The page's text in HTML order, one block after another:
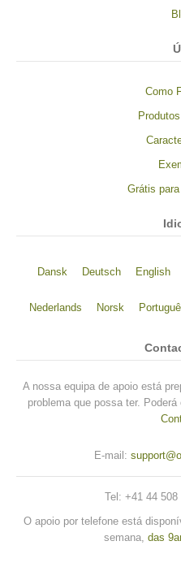
Como
Grátis
Dansk Deutsch English
Nederlands Norsk
A nossa equipa de apoio está
problema que possa ter.
E-mail:
Tel: +41 44
O apoio por telefone está
semana, das